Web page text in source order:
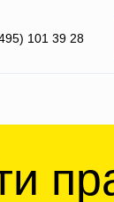
101 39 28